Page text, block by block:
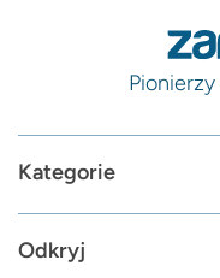
Kategorie
Odkryj